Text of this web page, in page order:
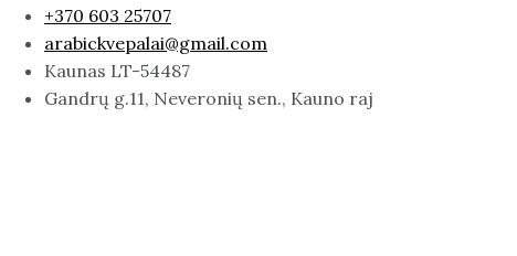
+370 603 25707
arabickvepalai@gmail.com
Kaunas LT-54487
Gandrų g.11, Neveronių sen., Kauno raj